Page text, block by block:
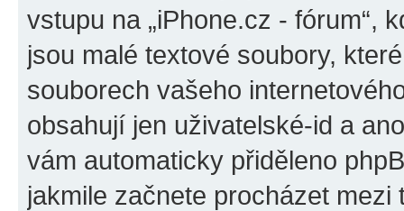
vstupu na „iPhone.cz - fórum“,
jsou malé textové soubory,
souborech vašeho
obsahují jen uživatelské-id a
vám automaticky přiděleno
jakmile začnete procházet mezi